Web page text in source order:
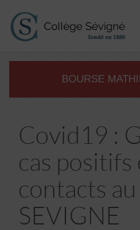
BOURSE
Covid19 :
cas positifs
contacts
SEVIGNE